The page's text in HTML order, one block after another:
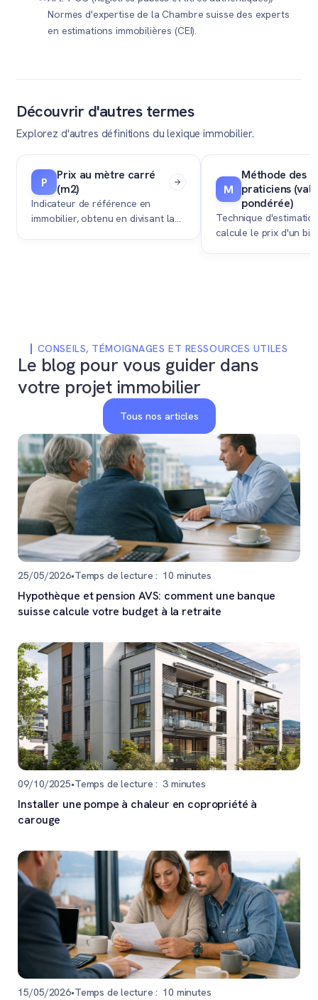
L'expertise payante n'est requise que pour les
situations juridiques ou fiscales complexes.
Normes d'expertise de la Chambre suisse des experts
en estimations immobilières (CEI).
Découvrir d'autres termes
Explorez d'autres définitions du lexique immobilier.
P
Prix au mètre carré
(m2)
Indicateur de référence en
immobilier, obtenu en divisant la
M
Méthode des
praticiens
pondérée)
Technique
calcule le prix d'un
CONSEILS, TÉMOIGNAGES ET RESSOURCES UTILES
Le blog pour vous guider dans
votre projet immobilier
Tous nos articles
25/05/2026•Temps de lecture : 10 minutes
Hypothèque et pension AVS: comment une banque
suisse calcule votre budget à la retraite
09/10/2025•Temps de lecture : 3minutes
Installer une pompe à chaleur en copropriété à
carouge
15/05/2026•Temps de lecture : 10 minutes